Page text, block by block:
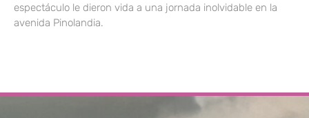
espectáculo le dieron vida a una jornada inolvidable en la
avenida Pinolandia.